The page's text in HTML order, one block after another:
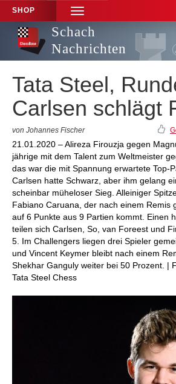
SHOP
TOGGLE
NAVIGATION
Schach
Nachrichten
Tata Steel,
Carlsen schlägt
von Johannes Fischer
21.01.2020 – Alireza Firouzja gegen
jährige mit dem Talent zum Weltmeister
das war die mit Spannung erwartete Top-
Carlsen hatte Schwarz, aber ihm gelang
scheinbar müheloser Sieg. Alleiniger
Fabiano Caruana, der nach einem Remis
auf 6 Punkte aus 9 Partien kommt. Einen
teilen sich Carlsen, So, van Foreest und
5. Im Challengers liegen drei Spieler
und Vincent Keymer bleibt nach einem
Shekhar Ganguly weiter bei 50 Prozent. |
Tata Steel Chess